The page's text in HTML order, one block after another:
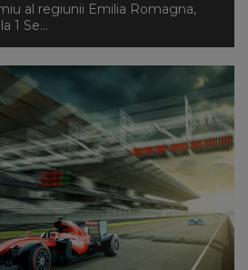
al regiunii Emilia Romagna,
1 Se...